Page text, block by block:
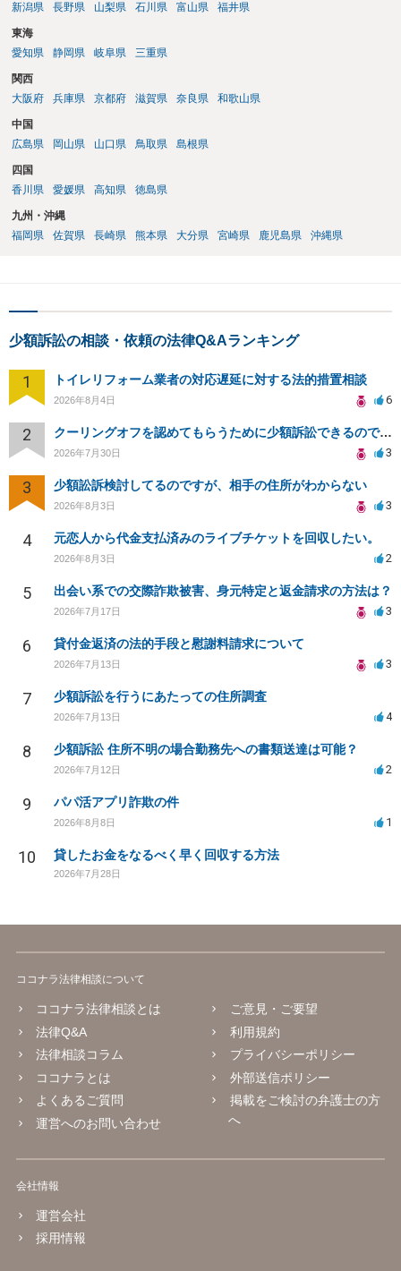
新潟県
長野県 山梨県 石川県 富山県 福井県
東海
愛知県
静岡県 岐阜県 三重県
関西
大阪府
兵庫県 京都府 滋賀県 奈良県 和歌山県
中国
広島県
岡山県 山口県 鳥取県 島根県
四国
香川県
愛媛県 高知県 徳島県
九州・沖縄
福岡県
佐賀県 長崎県 熊本県 大分県 宮崎県 鹿児島県 沖縄県
少額訴訟の相談・依頼の法律Q&Aランキング
1 トイレリフォーム業者の対応遅延に対する法的措置相談
2026年8月4日 6
2 クーリングオフを認めてもらうために少額訴訟できるのでしょうか。
2026年7月30日 3
3 少額訟訴検討してるのですが、相手の住所がわからない
2026年8月3日 3
4 元恋人から代金支払済みのライブチケットを回収したい。
2026年8月3日 2
5 出会い系での交際詐欺被害、身元特定と返金請求の方法は？
2026年7月17日 3
6 貸付金返済の法的手段と慰謝料請求について
2026年7月13日 3
7 少額訴訟を行うにあたっての住所調査
2026年7月13日 4
8 少額訴訟 住所不明の場合勤務先への書類送達は可能？
2026年7月12日 2
9 パパ活アプリ詐欺の件
2026年8月8日 1
10 貸したお金をなるべく早く回収する方法
2026年7月28日
ココナラ法律相談について
ココナラ法律相談とは
法律Q&A
法律相談コラム
ココナラとは
よくあるご質問
運営へのお問い合わせ
ご意見・ご要望
利用規約
プライバシーポリシー
外部送信ポリシー
掲載をご検討の弁護士の方
へ
会社情報
運営会社
採用情報